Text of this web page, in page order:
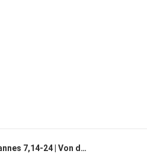
Andacht über Johannes 7,14-24 | Von der Ehre